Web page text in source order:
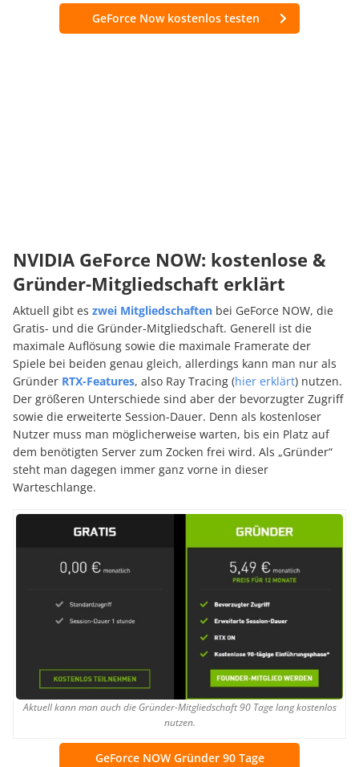
GeForce Now kostenlos testen
NVIDIA GeForce NOW: kostenlose &
Gründer-Mitgliedschaft erklärt
Aktuell gibt es zwei Mitgliedschaften bei GeForce NOW, die
Gratis- und die Gründer-Mitgliedschaft. Generell ist die
maximale Auflösung sowie die maximale Framerate der
Spiele bei beiden genau gleich, allerdings kann man nur als
Gründer RTX-Features, also Ray Tracing (hier erklärt) nutzen.
Der größeren Unterschiede sind aber der bevorzugter Zugriff
sowie die erweiterte Session-Dauer. Denn als kostenloser
Nutzer muss man möglicherweise warten, bis ein Platz auf
dem benötigten Server zum Zocken frei wird. Als „Gründer“
steht man dagegen immer ganz vorne in dieser
Warteschlange.
Aktuell kann man auch die Gründer-Mitgliedschaft 90 Tage lang kostenlos
nutzen.
GeForce NOW Gründer 90 Tage